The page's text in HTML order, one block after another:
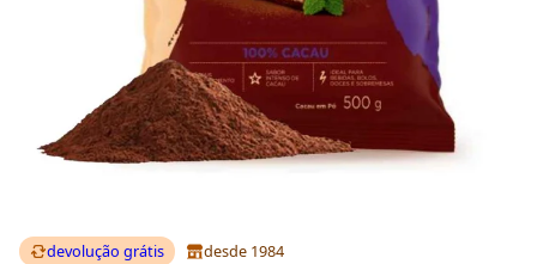
devolução grátis
desde 1984